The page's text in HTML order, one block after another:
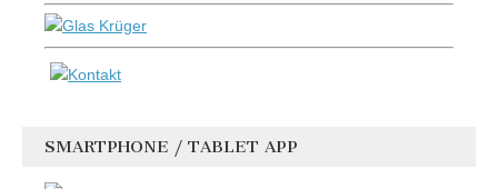
SMARTPHONE / TABLET APP